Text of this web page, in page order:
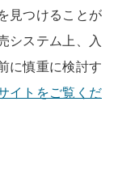
見つけることが
システム上、入
に慎重に検討す
イトをご覧くだ